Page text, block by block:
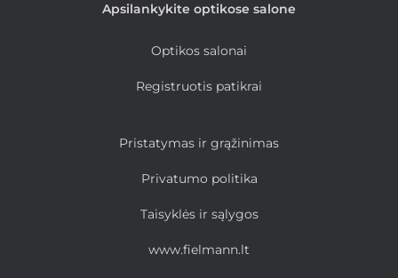
Apsilankykite optikose salone
Optikos salonai
Registruotis patikrai
Pristatymas ir grąžinimas
Privatumo politika
Taisyklės ir sąlygos
www.fielmann.lt